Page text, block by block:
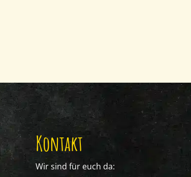
Kontakt
Wir sind für euch da: